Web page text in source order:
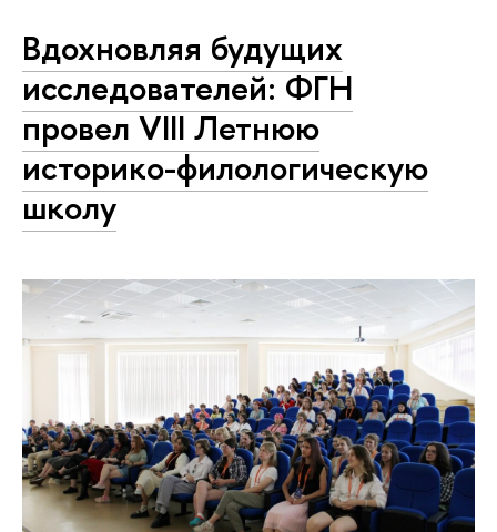
Вдохновляя будущих
исследователей: ФГН
провел VIII Летнюю
историко-филологическую
школу